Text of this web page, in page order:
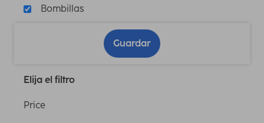
Bombillas
Guardar
Elija el filtro
Price